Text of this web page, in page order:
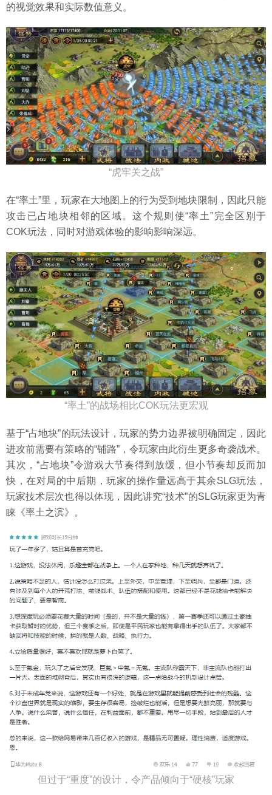
的视觉效果和实际数值意义。
“虎牢关之战”
在“率土”里，玩家在大地图上的行为受到地块限制，因此只能
攻击已占地块相邻的区域。这个规则使“率土”完全区别于
COK玩法，同时对游戏体验的影响影响深远。
“率土”的战场相比COK玩法更宏观
基于“占地块”的玩法设计，玩家的势力边界被明确固定，因此
进攻前需要有策略的“铺路”，令玩家由此衍生更多奇袭战术。
其次，“占地块”令游戏大节奏得到放缓，但小节奏却反而加
快，在对局的中后期，玩家的操作量远高于其余SLG玩法，
玩家技术层次也得以体现，因此讲究“技术”的SLG玩家更为青
睐《率土之滨》。
但过于“重度”的设计，令产品倾向于“硬核”玩家